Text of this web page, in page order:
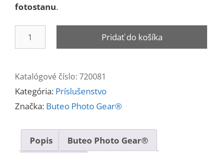
fotostanu.
Maskovací
objektív
-
brown
Pridať do košíka
Katalógové číslo: 720081
Kategória: Príslušenstvo
Značka: Buteo Photo Gear®
Popis
Buteo Photo Gear®